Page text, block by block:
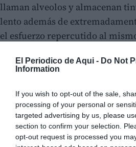
El Periodico de Aqui - Do Not
Information
If you wish to opt-out of the sale,
processing of your personal or
targeted advertising by us, please
section to confirm your selection.
opt-out request is processed you
llaman alveolos y almacenan
lento además de
el esfuerzo repercutido al
dueños del noticiario deciden
compran la Wifag.
permanece allí más de tres
manejar ese Rolls Royce el cual
imprimir a mucha más
aumento de calidad. Berna lo